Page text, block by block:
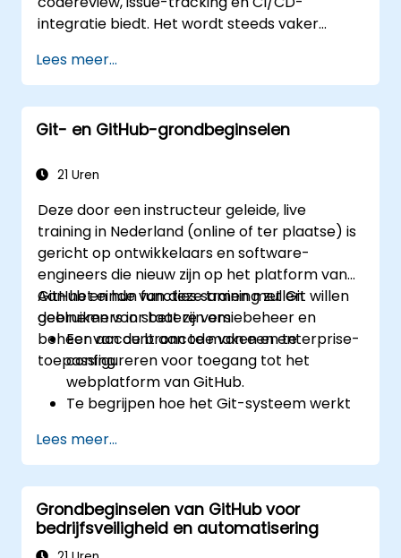
versiebeheer toe te passen.
integratie biedt. Het wordt steeds vaker
GitLab.com door teams die volledige controle
over hun broncode willen behouden, zonder
te hoeven voldoen aan de
servicevoorwaarden van derden of
exporteren van data.
Lees meer...
Git- en GitHub-grondbeginselen
21 Uren
Deze door een instructeur geleide, live
training in Nederland (online of ter plaatse) is
gericht op ontwikkelaars en software-
engineers die nieuw zijn op het platform van
GitHub en hun functies samen met Git willen
gebruiken voor betere versiebeheer en
beheer van de broncode van een enterprise-
toepassing.
Aan het einde van deze training zullen
deelnemers in staat zijn om:
Een account aan te maken en te
configureren voor toegang tot het
webplatform van GitHub.
Te begrijpen hoe het Git-systeem werkt
GitHub te vatten.
GitHub-repositories aan te maken en te
beheren terwijl Git-workflows worden
geïmplementeerd.
Broncodewijzigingen binnen GitHub uit te
voeren en revisies die buiten het platform
Lees meer...
Grondbeginselen van GitHub voor
bedrijfsveiligheid en automatisering